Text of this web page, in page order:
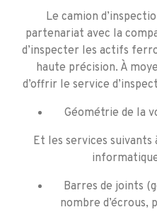
Le camion
partenariat avec la
d’inspecter les actifs
haute précision. À
d’offrir le service
Géométrie de la
Et les services
Barres de joints
nombre d’écrous,